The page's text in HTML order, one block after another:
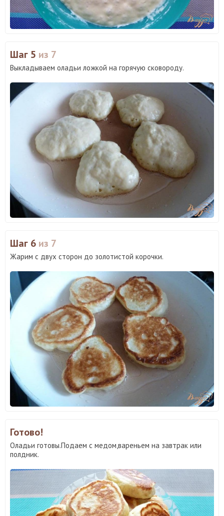
Шаг 5 из 7
Выкладываем оладьи ложкой на горячую сковороду.
Шаг 6 из 7
Жарим с двух сторон до золотистой корочки.
Готово!
Оладьи готовы.Подаем с медом,вареньем на завтрак или
полдник.